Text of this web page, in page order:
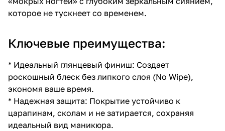
которое не тускнеет со временем.
Ключевые преимущества:
* Идеальный глянцевый финиш: Создает
роскошный блеск без липкого слоя (No Wipe),
экономя ваше время.
* Надежная защита: Покрытие устойчиво к
царапинам, сколам и не затирается, сохраняя
идеальный вид маникюра.